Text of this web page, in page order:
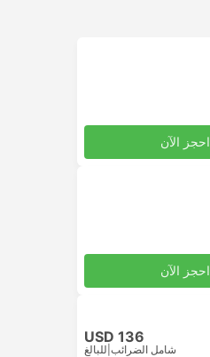
احجز الآن
احجز الآن
USD 136
شامل الضرائب للبالغ